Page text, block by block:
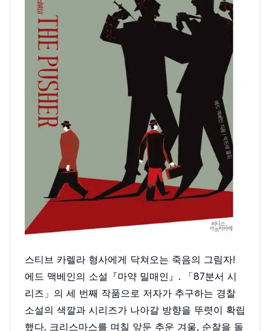
스티브 카렐라 형사에게 닥쳐오는 죽음의 그림자!
에드 맥베인의 소설『마약 밀매인』. 「87분서 시
리즈」의 세 번째 작품으로 저자가 추구하는 경찰
소설의 색깔과 시리즈가 나아갈 방향을 뚜렷이 확립
했다. 크리스마스를 며칠 앞둔 추운 겨울, 순찰을 돌